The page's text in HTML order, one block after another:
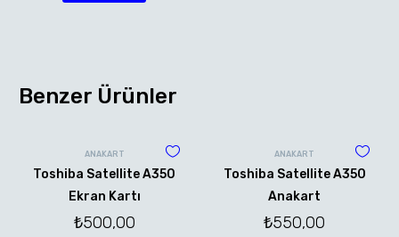
Benzer Ürünler
ANAKART
Toshiba Satellite A350
Ekran Kartı
₺500,00
ANAKART
Toshiba Satellite A350
Anakart
₺550,00